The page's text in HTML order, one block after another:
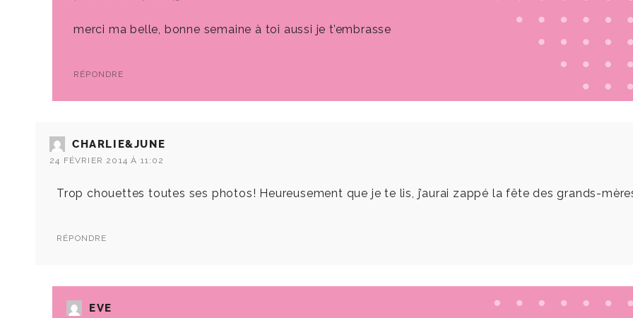
merci ma belle, bonne semaine à toi aussi je t’embrasse
RÉPONDRE
CHARLIE&JUNE
24 FÉVRIER 2014 À 11:02
Trop chouettes toutes ses photos! Heureusement que je te lis, j’aurai zappé la fête des grands-
RÉPONDRE
EVE